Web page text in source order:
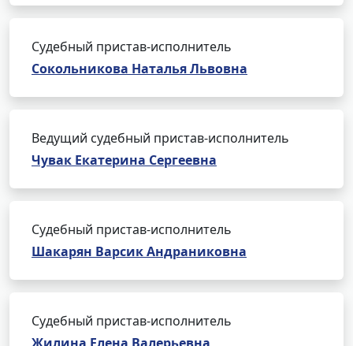
Судебный пристав-исполнитель
Сокольникова Наталья Львовна
Ведущий судебный пристав-исполнитель
Чувак Екатерина Сергеевна
Судебный пристав-исполнитель
Шакарян Варсик Андраниковна
Судебный пристав-исполнитель